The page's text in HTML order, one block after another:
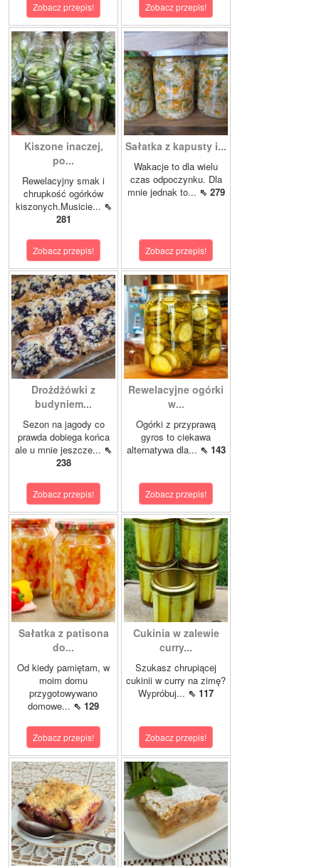
Zobacz przepis! Zobacz przepis!
Kiszone inaczej,
po...
Rewelacyjny smak i
chrupkość ogórków
kiszonych.Musicie... ⇖
281
Zobacz przepis!
Sałatka z kapusty i...
Wakacje to dla wielu
czas odpoczynku. Dla
mnie jednak to... ⇖ 279
Zobacz przepis!
Drożdżówki z
budyniem...
Sezon na jagody co
prawda dobiega końca
ale u mnie jeszcze... ⇖
238
Zobacz przepis!
Rewelacyjne ogórki
w...
Ogórki z przyprawą
gyros to ciekawa
alternatywa dla... ⇖ 143
Zobacz przepis!
Sałatka z patisona
do...
Od kiedy pamiętam, w
moim domu
przygotowywano
domowe... ⇖ 129
Zobacz przepis!
Cukinia w zalewie
curry...
Szukasz chrupiącej
cukinii w curry na zimę?
Wypróbuj... ⇖ 117
Zobacz przepis!